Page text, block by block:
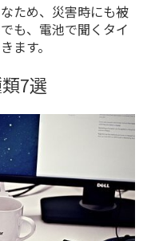
ため、災害時にも被
も、電池で聞くタイ
ます。
7選